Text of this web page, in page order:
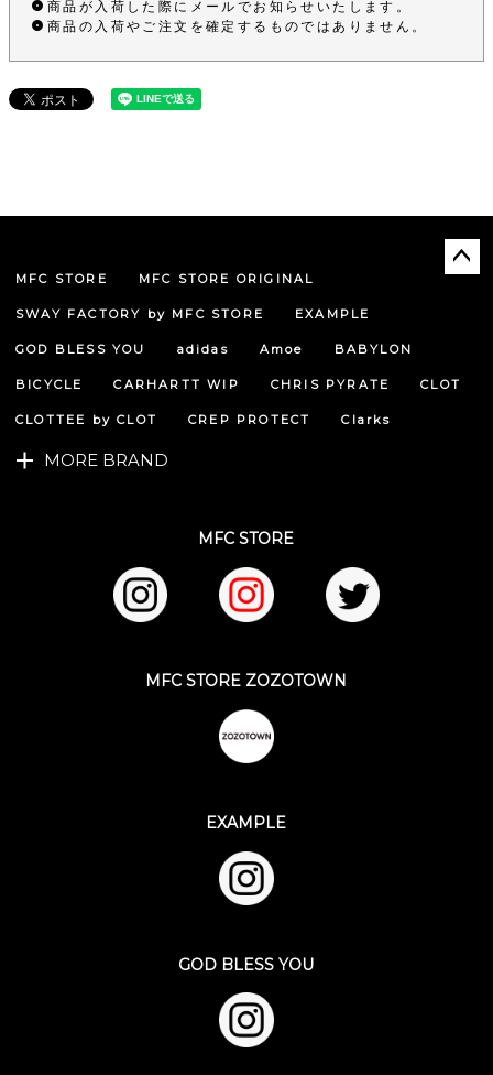
商品が入荷した際にメールでお知らせいたします。
商品の入荷やご注文を確定するものではありません。
MFC STORE MFC STORE ORIGINAL
SWAY FACTORY by MFC STORE EXAMPLE
GOD BLESS YOU adidas Amoe BABYLON
BICYCLE CARHARTT WIP CHRIS PYRATE CLOT
CLOTTEE by CLOT CREP PROTECT Clarks
MORE BRAND
MFC STORE
MFC STORE ZOZOTOWN
EXAMPLE
GOD BLESS YOU